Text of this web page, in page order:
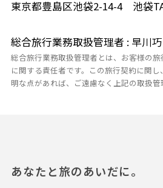
東京都豊島区池袋2-14-4 池袋
総合旅行業務取扱管理者 : 早川
総合旅行業務取扱管理者とは、お客様の
に関する責任者です。この旅行契約に関
明な点があれば、ご遠慮なく上記の取扱管
あなたと旅のあいだに。